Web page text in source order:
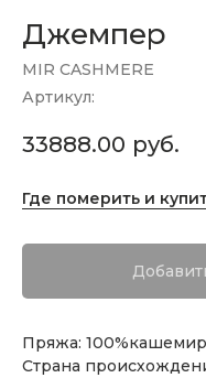
Джемпер
MIR CASHMERE
Артикул:
33888.00 руб.
Где померить и
Пряжа: 100%кашемир
Страна